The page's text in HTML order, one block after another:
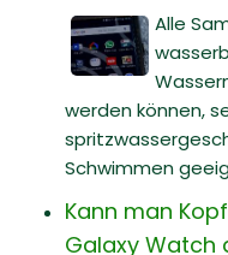
Alle
werden können,
Schwimmen
Kann man
Galaxy Watch